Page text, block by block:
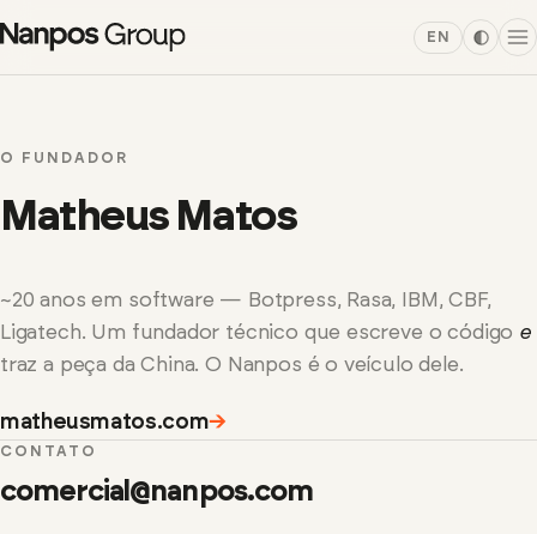
EN
O FUNDADOR
Matheus Matos
~20 anos em software — Botpress, Rasa, IBM, CBF,
Ligatech. Um fundador técnico que escreve o código e
traz a peça da China. O Nanpos é o veículo dele.
matheusmatos.com→
CONTATO
comercial@nanpos.com